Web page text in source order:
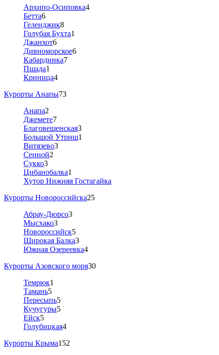
Архипо-Осиповка4
Бетта6
Геленджик8
Голубая Бухта1
Джанхот6
Дивноморское6
Кабардинка7
Пшада1
Криница4
Курорты Анапы73
Анапа2
Джемете7
Благовещенская3
Большой Утриш1
Витязево3
Сенной2
Сукко3
Цибанобалка1
Хутор Нижняя Гостагайка
Курорты Новороссийска25
Абрау-Дюрсо3
Мысхако3
Новороссийск5
Широкая Балка3
Южная Озереевка4
Курорты Азовского моря30
Темрюк1
Тамань5
Пересыпь5
Кучугуры5
Ейск5
Голубицкая4
Курорты Крыма152